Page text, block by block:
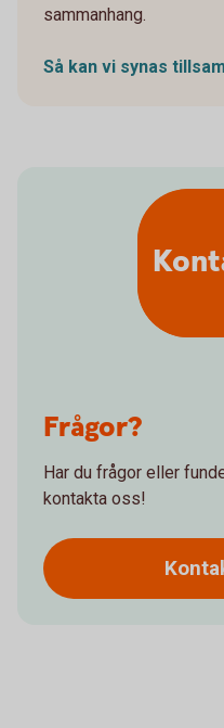
sammanhang.
Så kan vi synas
Frågor?
Har du frågor eller
kontakta oss!